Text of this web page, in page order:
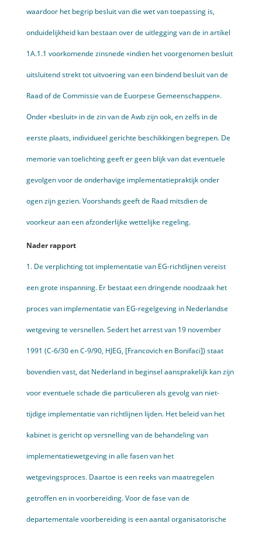
waardoor het begrip besluit van die wet van toepassing is,
onduidelijkheid kan bestaan over de uitlegging van de in artikel
1A.1.1 voorkomende zinsnede «indien het voorgenomen besluit
uitsluitend strekt tot uitvoering van een bindend besluit van de
Raad of de Commissie van de Euorpese Gemeenschappen».
Onder «besluit» in de zin van de Awb zijn ook, en zelfs in de
eerste plaats, individueel gerichte beschikkingen begrepen. De
memorie van toelichting geeft er geen blijk van dat eventuele
gevolgen voor de onderhavige implementatiepraktijk onder
ogen zijn gezien. Voorshands geeft de Raad mitsdien de
voorkeur aan een afzonderlijke wettelijke regeling.
Nader rapport
1. De verplichting tot implementatie van EG-richtlijnen vereist
een grote inspanning. Er bestaat een dringende noodzaak het
proces van implementatie van EG-regelgeving in Nederlandse
wetgeving te versnellen. Sedert het arrest van 19 november
1991 (C-6/30 en C-9/90, HJEG, [Francovich en Bonifaci]) staat
bovendien vast, dat Nederland in beginsel aansprakelijk kan zijn
voor eventuele schade die particulieren als gevolg van niet-
tijdige implementatie van richtlijnen lijden. Het beleid van het
kabinet is gericht op versnelling van de behandeling van
implementatiewetgeving in alle fasen van het
wetgevingsproces. Daartoe is een reeks van maatregelen
getroffen en in voorbereiding. Voor de fase van de
departementale voorbereiding is een aantal organisatorische